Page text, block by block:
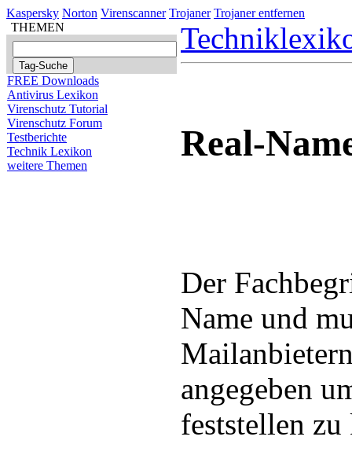
Kaspersky Norton Virenscanner Trojaner Trojaner entfernen
THEMEN
FREE Downloads
Antivirus Lexikon
Virenschutz Tutorial
Virenschutz Forum
Testberichte
Technik Lexikon
weitere Themen
Real-
Der
Name und
angegeben
feststellen zu